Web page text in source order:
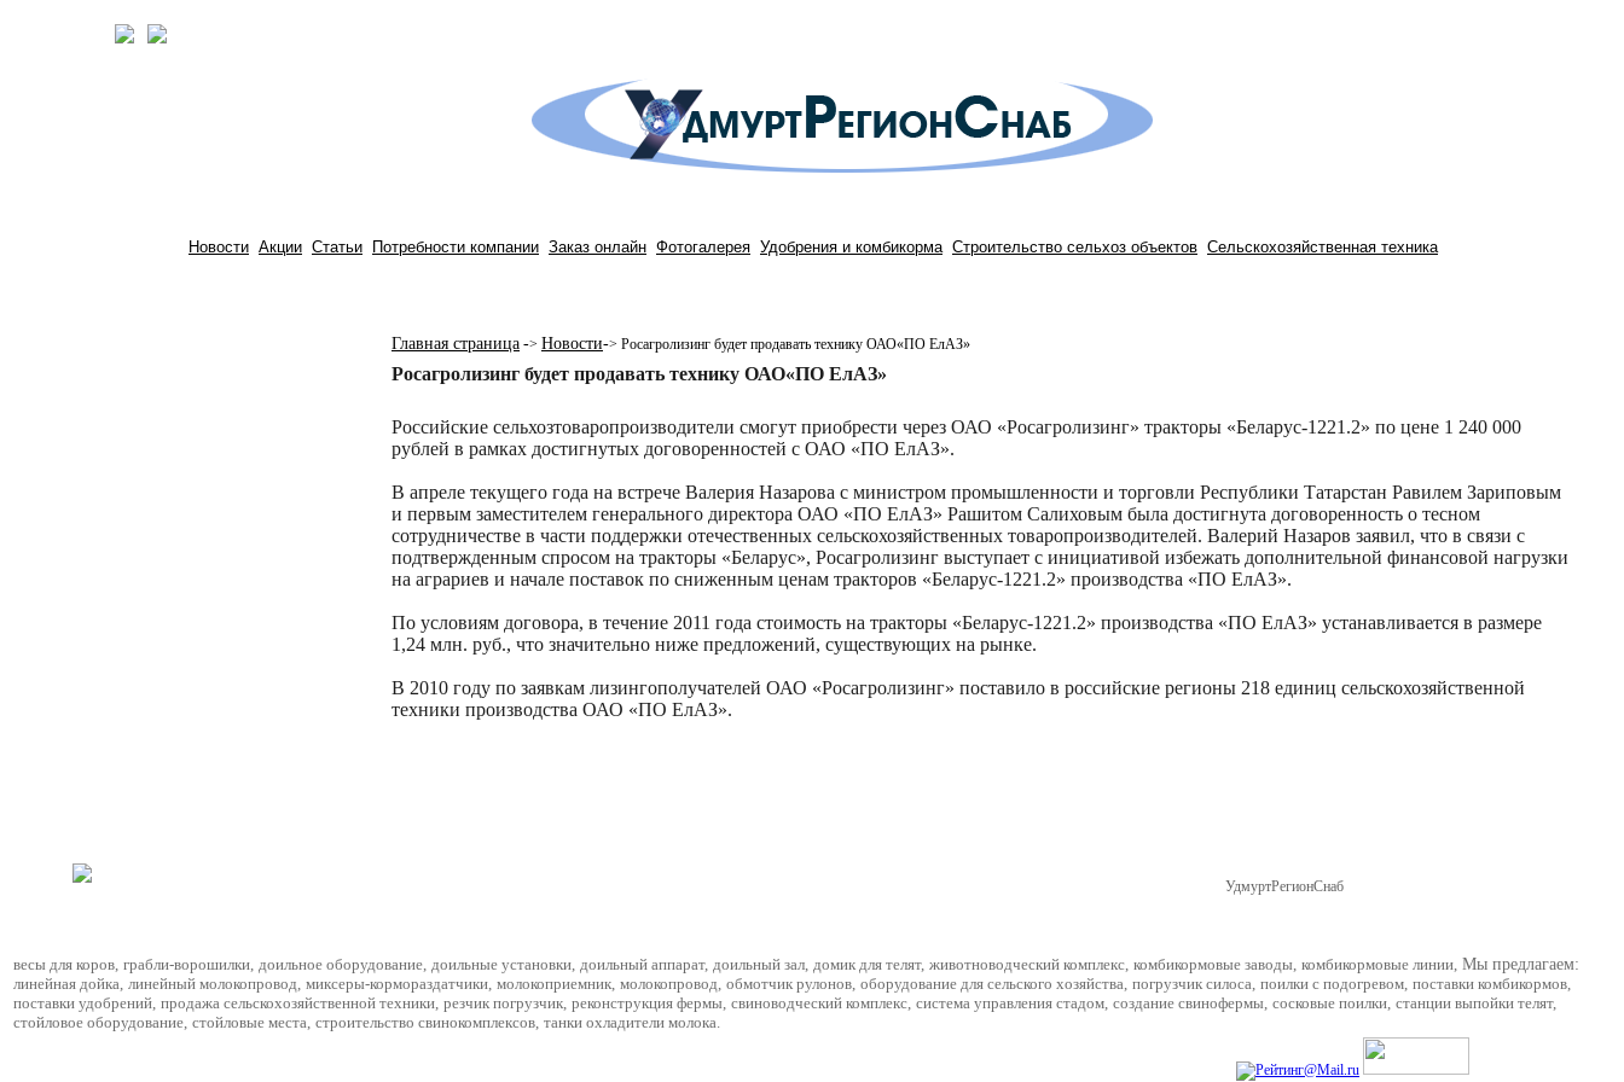
Новости Акции Статьи Потребности компании Заказ онлайн Фотогалерея Удобрения и комбикорма Строительство сельхоз объектов Сельскохозяйственная техника
Главная страница -> Новости-> Росагролизинг будет продавать технику ОАО«ПО ЕлАЗ»
Росагролизинг будет продавать технику ОАО«ПО ЕлАЗ»
Российские сельхозтоваропроизводители смогут приобрести через ОАО «Росагролизинг» тракторы «Беларус-1221.2» по цене 1 240 000
рублей в рамках достигнутых договоренностей с ОАО «ПО ЕлАЗ».
В апреле текущего года на встрече Валерия Назарова с министром промышленности и торговли Республики Татарстан Равилем Зариповым
и первым заместителем генерального директора ОАО «ПО ЕлАЗ» Рашитом Салиховым была достигнута договоренность о тесном
сотрудничестве в части поддержки отечественных сельскохозяйственных товаропроизводителей. Валерий Назаров заявил, что в связи с
подтвержденным спросом на тракторы «Беларус», Росагролизинг выступает с инициативой избежать дополнительной финансовой нагрузки
на аграриев и начале поставок по сниженным ценам тракторов «Беларус-1221.2» производства «ПО ЕлАЗ».
По условиям договора, в течение 2011 года стоимость на тракторы «Беларус-1221.2» производства «ПО ЕлАЗ» устанавливается в размере
1,24 млн. руб., что значительно ниже предложений, существующих на рынке.
В 2010 году по заявкам лизингополучателей ОАО «Росагролизинг» поставило в российские регионы 218 единиц сельскохозяйственной
техники производства ОАО «ПО ЕлАЗ».
Мы предлагаем:
весы для коров, грабли-ворошилки, доильное оборудование, доильные установки, доильный аппарат, доильный зал, домик для телят, животноводческий комплекс, комбикормовые заводы, комбикормовые линии,
линейная дойка, линейный молокопровод, миксеры-кормораздатчики, молокоприемник, молокопровод, обмотчик рулонов, оборудование для сельского хозяйства, погрузчик силоса, поилки с подогревом, поставки комбикормов,
поставки удобрений, продажа сельскохозяйственной техники, резчик погрузчик, реконструкция фермы, свиноводческий комплекс, система управления стадом, создание свинофермы, сосковые поилки, станции выпойки телят,
стойловое оборудование, стойловые места, строительство свинокомплексов, танки охладители молока.
УдмуртРегионСнаб